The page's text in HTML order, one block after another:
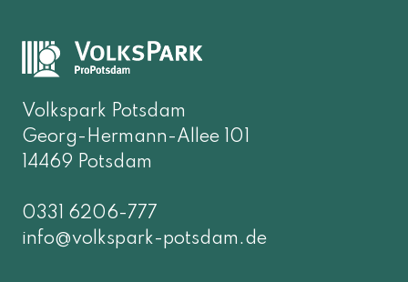
Volkspark Potsdam
Georg-Hermann-Allee 101
14469 Potsdam
0331 6206-777
info@volkspark-potsdam.de